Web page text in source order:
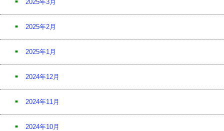
2025年3月
2025年2月
2025年1月
2024年12月
2024年11月
2024年10月